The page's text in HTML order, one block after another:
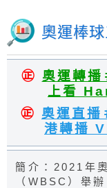
奧運棒
㊣ 奧運轉播
上看
㊣ 奧運直
港轉播
簡介：2021年
（WBSC）舉